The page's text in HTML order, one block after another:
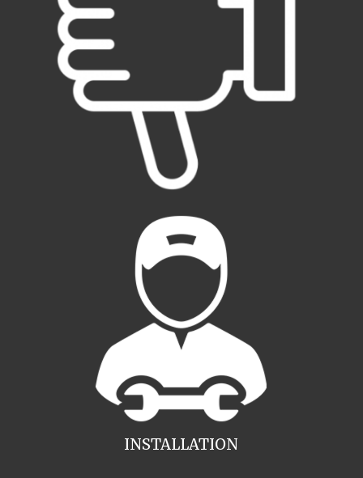
INSTALLATION